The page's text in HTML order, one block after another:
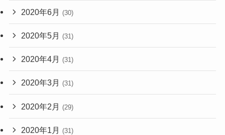
2020年6月 (30)
2020年5月 (31)
2020年4月 (31)
2020年3月 (31)
2020年2月 (29)
2020年1月 (31)